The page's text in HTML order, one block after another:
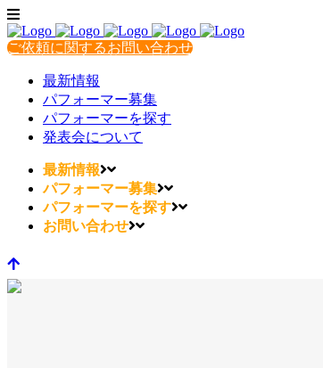
ご依頼に関するお問い合わせ
最新情報
パフォーマー募集
パフォーマーを探す
発表会について
最新情報
パフォーマー募集
パフォーマーを探す
お問い合わせ